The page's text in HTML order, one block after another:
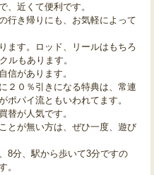
、近くて便利です。
行き帰りにも、お気軽によって
ます。ロッド、リールはもちろ
ルもあります。
信があります。
２０％引きになる特典は、常連
ポパイ流ともいわれてます。
替が人気です。
とが無い方は、ぜひ一度、遊び
8分、駅から歩いて3分ですの
。